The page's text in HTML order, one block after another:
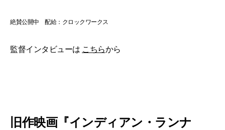
絶賛公開中 配給：クロックワークス
監督インタビューは こちらから
旧作映画『インディアン・ランナ